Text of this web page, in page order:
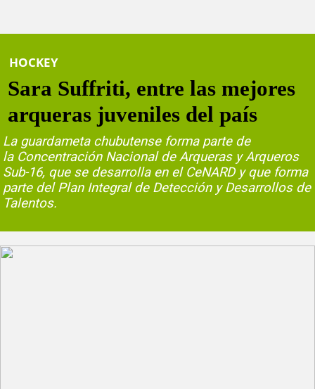
HOCKEY
Sara Suffriti, entre las mejores
arqueras juveniles del país
La guardameta chubutense forma parte de
la Concentración Nacional de Arqueras y Arqueros
Sub-16, que se desarrolla en el CeNARD y que forma
parte del Plan Integral de Detección y Desarrollos de
Talentos.